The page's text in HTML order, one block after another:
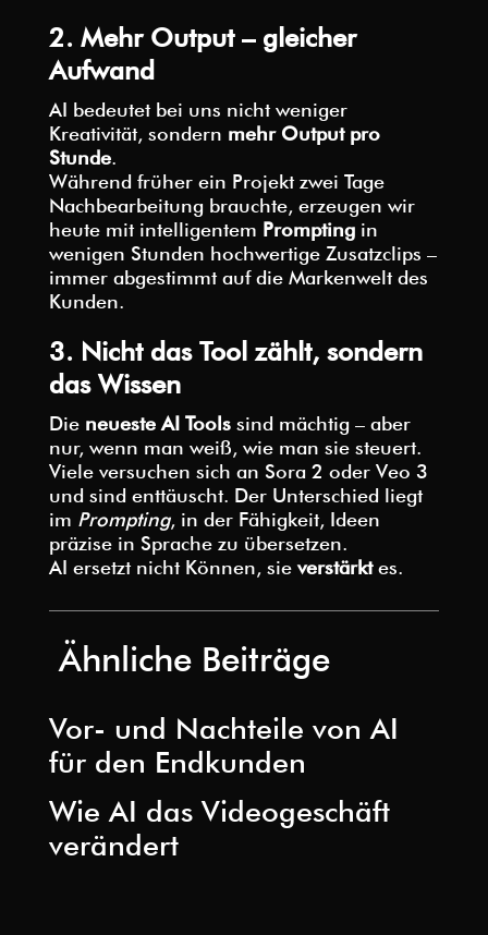
2. Mehr Output – gleicher
Aufwand
AI bedeutet bei uns nicht weniger
Kreativität, sondern mehr Output pro
Stunde.
Während früher ein Projekt zwei Tage
Nachbearbeitung brauchte, erzeugen wir
heute mit intelligentem Promptingin
wenigen Stunden hochwertige Zusatzclips –
immer abgestimmt auf die Markenwelt des
Kunden.
3. Nicht das Tool zählt, sondern
das Wissen
Die neueste AI Toolssind mächtig – aber
nur, wenn man weiß, wie man sie steuert.
Viele versuchen sich an Sora 2 oder Veo 3
und sind enttäuscht. Der Unterschied liegt
im Prompting, in der Fähigkeit, Ideen
präzise in Sprache zu übersetzen.
AI ersetzt nicht Können, sieverstärktes.
Ähnliche Beiträge
Vor- und Nachteile von AI
für den Endkunden
Wie AI das Videogeschäft
verändert